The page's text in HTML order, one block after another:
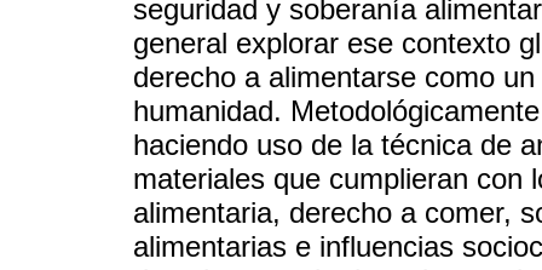
seguridad y soberanía
general explorar ese contexto
derecho a alimentarse como
humanidad.
haciendo uso de la técnica de
materiales que cumplieran con
alimentaria, derecho a comer,
alimentarias e influencias